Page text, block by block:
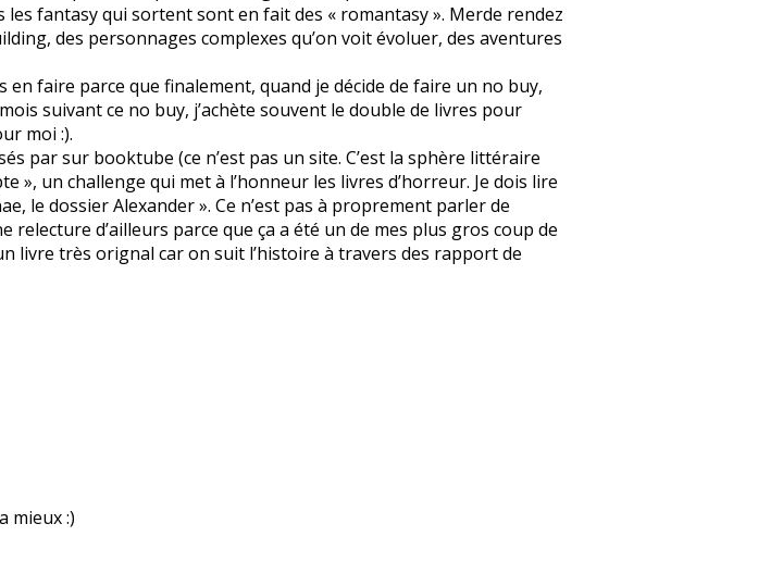
les fantasy qui sortent sont en fait des « romantasy ». Merde rendez
des personnages complexes qu’on voit évoluer, des aventures
en faire parce que finalement, quand je décide de faire un no buy,
suivant ce no buy, j’achète souvent le double de livres pour
moi :).
par sur booktube (ce n’est pas un site. C’est la sphère littéraire
», un challenge qui met à l’honneur les livres d’horreur. Je dois lire
le dossier Alexander ». Ce n’est pas à proprement parler de
relecture d’ailleurs parce que ça a été un de mes plus gros coup de
livre très orignal car on suit l’histoire à travers des rapport de
mieux :)